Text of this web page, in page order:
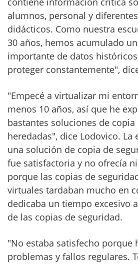
alumnos, personal y
didácticos. Como nuestra
30 años, hemos acumulado
importante de datos
proteger constantemente",
"Empecé a virtualizar mi
menos 10 años, así que he
bastantes soluciones de
heredadas", dice Lodovico. La
una solución de copia de
fue satisfactoria y no ofrecía
porque las copias de
virtuales tardaban mucho en
dedicaba un tiempo excesivo
de las copias de seguridad.
"No estaba satisfecho porque
problemas y fallos regulares.